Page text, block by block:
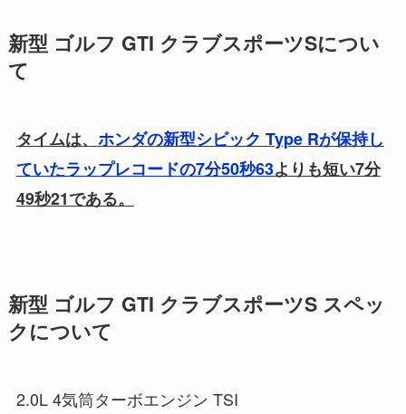
新型 ゴルフ GTI クラブスポーツSについ
て
タイムは、 ホンダの新型シビック Type Rが保持し
ていたラップレコードの7分50秒63よりも短い7分
49秒21である。
新型 ゴルフ GTI クラブスポーツS スペッ
クについて
2.0L 4気筒ターボエンジン TSI